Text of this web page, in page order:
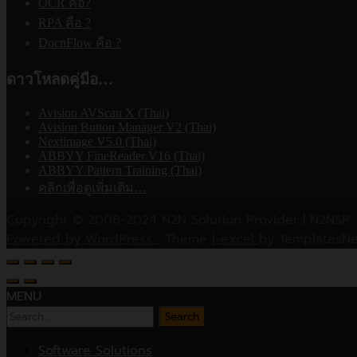
OCR คือ?
RPA คือ ?
DocnFlow คือ ?
ดาวโหลดคู่มือ…
Avision AVScan X (Thai)
Avision Button Manager V2 (Thai)
Nextimage V5.0 (Thai)
ABBYY FineReader V16 (Thai)
ABBYY Pattern Training (Thai)
คลิกเพื่อดูเพิ่มเติม…
MENU
Software Solutions